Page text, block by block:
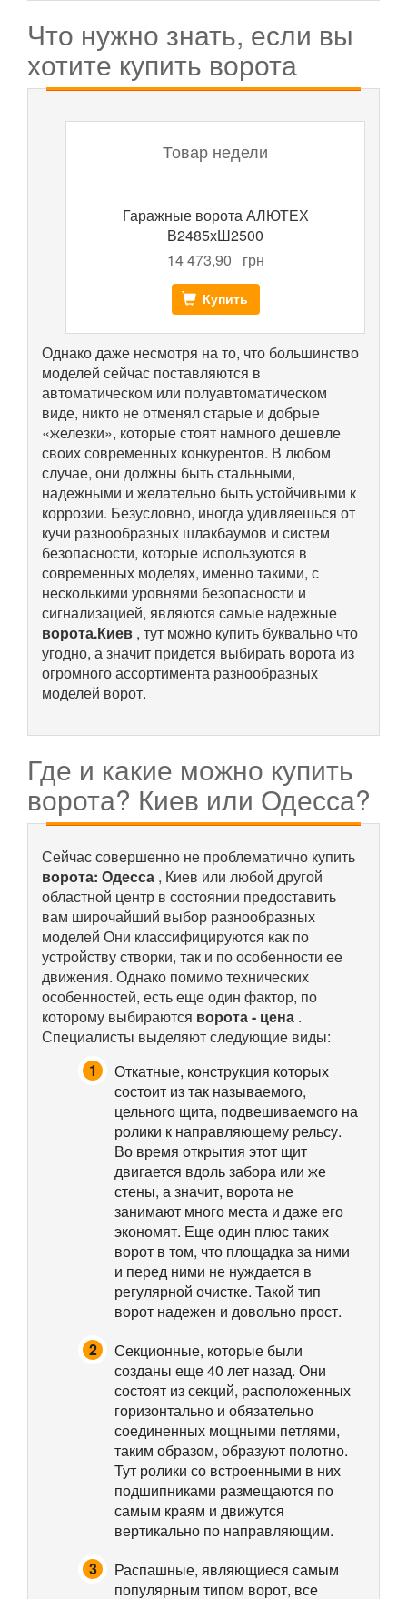
Что нужно знать, если вы
хотите купить ворота
Товар недели
Гаражные ворота АЛЮТЕХ
В2485хШ2500
14 473,90
грн
Купить
Однако даже несмотря на то, что большинство
моделей сейчас поставляются в
автоматическом или полуавтоматическом
виде, никто не отменял старые и добрые
«железки», которые стоят намного дешевле
своих современных конкурентов. В любом
случае, они должны быть стальными,
надежными и желательно быть устойчивыми к
коррозии. Безусловно, иногда удивляешься от
кучи разнообразных шлакбаумов и систем
безопасности, которые используются в
современных моделях, именно такими, с
несколькими уровнями безопасности и
сигнализацией, являются самые надежные
ворота.Киев , тут можно купить буквально что
угодно, а значит придется выбирать ворота из
огромного ассортимента разнообразных
моделей ворот.
Где и какие можно купить
ворота? Киев или Одесса?
Сейчас совершенно не проблематично купить
ворота: Одесса , Киев или любой другой
областной центр в состоянии предоставить
вам широчайший выбор разнообразных
моделей Они классифицируются как по
устройству створки, так и по особенности ее
движения. Однако помимо технических
особенностей, есть еще один фактор, по
которому выбираются ворота - цена .
Специалисты выделяют следующие виды:
Откатные, конструкция которых
состоит из так называемого,
цельного щита, подвешиваемого на
ролики к направляющему рельсу.
Во время открытия этот щит
двигается вдоль забора или же
стены, а значит, ворота не
занимают много места и даже его
экономят. Еще один плюс таких
ворот в том, что площадка за ними
и перед ними не нуждается в
регулярной очистке. Такой тип
ворот надежен и довольно прост.
Секционные, которые были
созданы еще 40 лет назад. Они
состоят из секций, расположенных
горизонтально и обязательно
соединенных мощными петлями,
таким образом, образуют полотно.
Тут ролики со встроенными в них
подшипниками размещаются по
самым краям и движутся
вертикально по направляющим.
Распашные, являющиеся самым
популярным типом ворот, все